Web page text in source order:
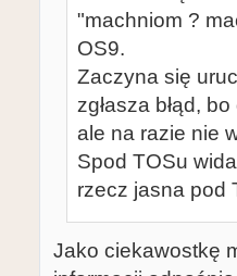
"machniom ?
OS9.
Zaczyna się
zgłasza błąd,
ale na razie nie
Spod TOSu
rzecz jasna pod
Jako ciekawostkę